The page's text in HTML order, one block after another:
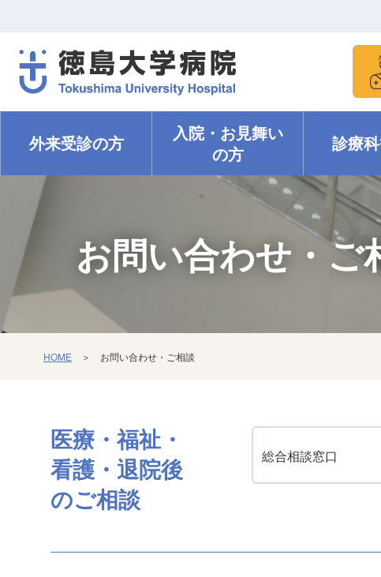
外来受診の方 入院・ お見舞い
の方
診療
お問い合わせ・ご
HOME ＞ お問い合わせ・ご相談
医療・福祉・
看護・退院後
のご相談
総合相談窓口